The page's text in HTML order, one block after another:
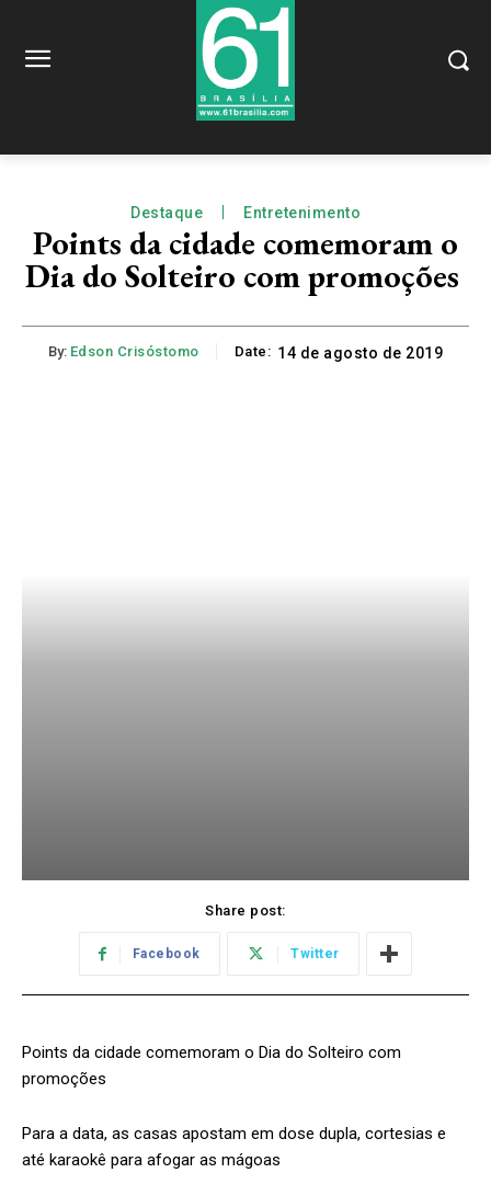
Destaque Entretenimento
Points da cidade comemoram o
Dia do Solteiro com promoções
By: Edson Crisóstomo Date: 14 de agosto de 2019
Share post:
Facebook Twitter
Points da cidade comemoram o Dia do Solteiro com
promoções
Para a data, as casas apostam em dose dupla, cortesias e
até karaokê para afogar as mágoas